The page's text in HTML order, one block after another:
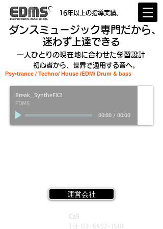
16年以上の指導実績。
ダンスミュージック専門だから、
迷わず上達できる
一人ひとりの現在地に合わせた学習設計
初心者から、世界で通用する音へ。
Psy•trance / Techno/ House /EDM/ Drum & bass
Break_SyntheFX2
EDMS
00:00/ 00:00
運営会社
Call
Tel: 03-6457-1510